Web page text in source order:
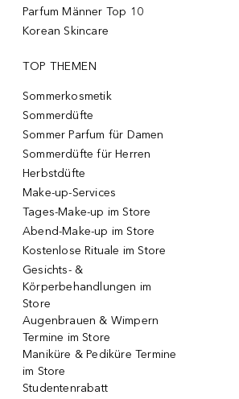
Parfum Männer Top 10
Korean Skincare
TOP THEMEN
Sommerkosmetik
Sommerdüfte
Sommer Parfum für Damen
Sommerdüfte für Herren
Herbstdüfte
Make-up-Services
Tages-Make-up im Store
Abend-Make-up im Store
Kostenlose Rituale im Store
Gesichts- &
Körperbehandlungen im
Store
Augenbrauen & Wimpern
Termine im Store
Maniküre & Pediküre Termine
im Store
Studentenrabatt